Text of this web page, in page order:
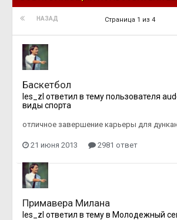
НАЗАД Страница 1 из 4
Баскетбол
les_zl ответил в тему пользователя
виды спорта
отличное завершение карьеры для
21 июня 2013 2981 ответ
Примавера Милана
les_zl ответил в тему в Молодежный